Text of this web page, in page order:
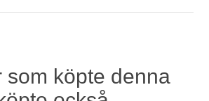
som köpte denna